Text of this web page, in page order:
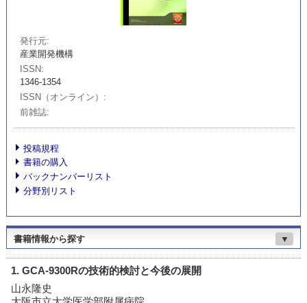
発行元
産業開発機構
ISSN
1346-1354
ISSN（オンライン）
前雑誌
投稿規程
書籍の購入
バックナンバーリスト
分野別リスト
書籍情報から探す ▼
1. GCA-9300Rの技術的検討と今後の展開
山永隆史